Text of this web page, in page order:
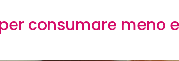
consumare meno